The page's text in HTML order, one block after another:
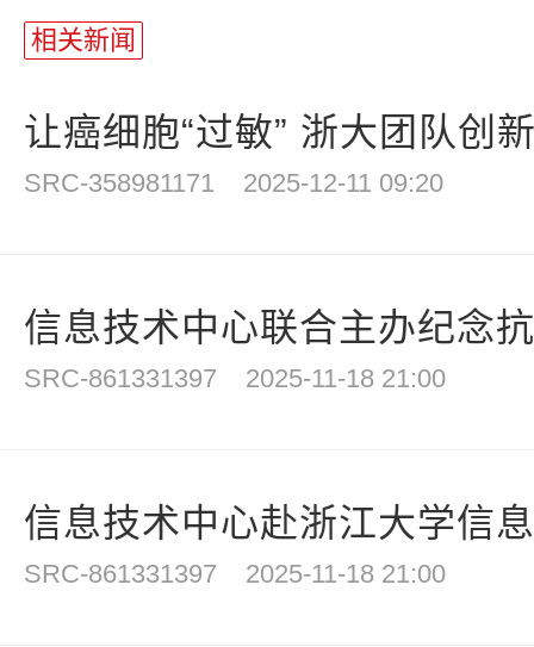
相关新闻
让癌细胞“过敏” 浙大团队创
SRC-358981171 2025-12-11 09:20
信息技术中心联合主办纪念
SRC-861331397 2025-11-18 21:00
信息技术中心赴浙江大学信
SRC-861331397 2025-11-18 21:00